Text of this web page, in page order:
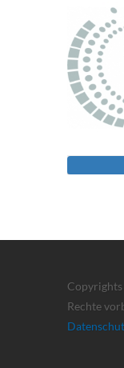
Rechte